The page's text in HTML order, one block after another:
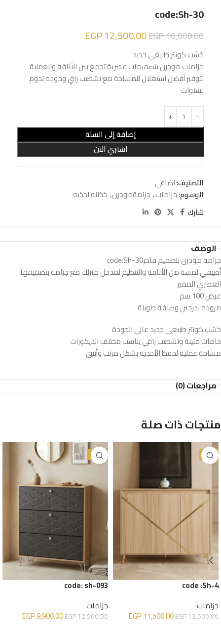
code:Sh-30
EGP16,000.00
EGP12,500.00
خشب كونتر طبيعي جديد
جزامات مودرن بتصميمات عصرية تجمع بين الأناقة والعملية،
لتوفير أفضل استغلال للمساحة مع تشطيب راقٍ وجودة تدوم
لسنوات
إضافة إلى السلة
اشتري الان
التصنيف:اضافي
الوسوم:جزامات, جزامةمودرن, خذانه احذيه
شارك
الوصف
جزامة مودرن بتصميم فاخرcode:Sh-30
أضيفي لمسة من الأناقة والتنظيم لمدخل منزلك مع جزامة بتصميمها
العصري المميز
عرض 100 سم
مزودة بدرجين وضلفة طويلة
خشب كونتر طبيعي جديد عالي الجودة
خامات متينة وتشطيب راقي يناسب مختلف الديكورات
مساحة عملية لحفظ الأحذية بشكل مرتب وأنيق
مراجعات (0)
منتجات ذات صلة
-8%
code :Sh-4
جزامات
EGP12,500.00
EGP11,500.00
-21%
code: sh-093
جزامات
EGP12,500.00
EGP9,900.00